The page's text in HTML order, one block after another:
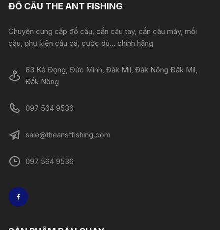
ĐỒ CÂU THE ANT FISHING
Chuyên cung cấp đồ câu, cần câu tay, cần câu máy, mồi
câu, phụ kiện câu cá, cước dù... chính hãng
83 Kẻ Đọng, Đức Minh, Đăk Mil, Đăk Nông Đắk Mil,
Đắk Nông
097 564 9536
sale@theanstfishing.com
097 564 9536